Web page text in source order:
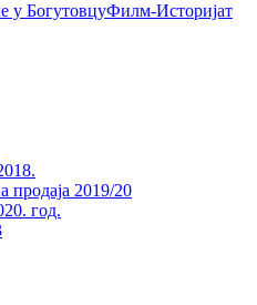
Филм-Историјат
2019/20
год.